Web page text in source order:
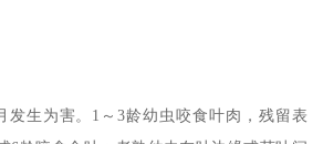
生为害。1～3龄幼虫咬食叶肉，残留表